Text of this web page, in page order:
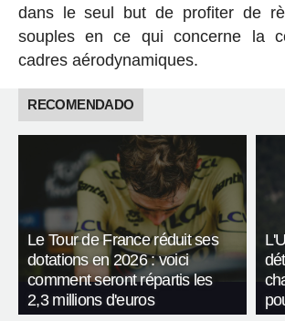
dans le seul but de profiter de
souples en ce qui concerne la
cadres aérodynamiques.
RECOMENDADO
Le Tour de France réduit ses
dotations en 2026 : voici
comment seront répartis les
2,3 millions d'euros